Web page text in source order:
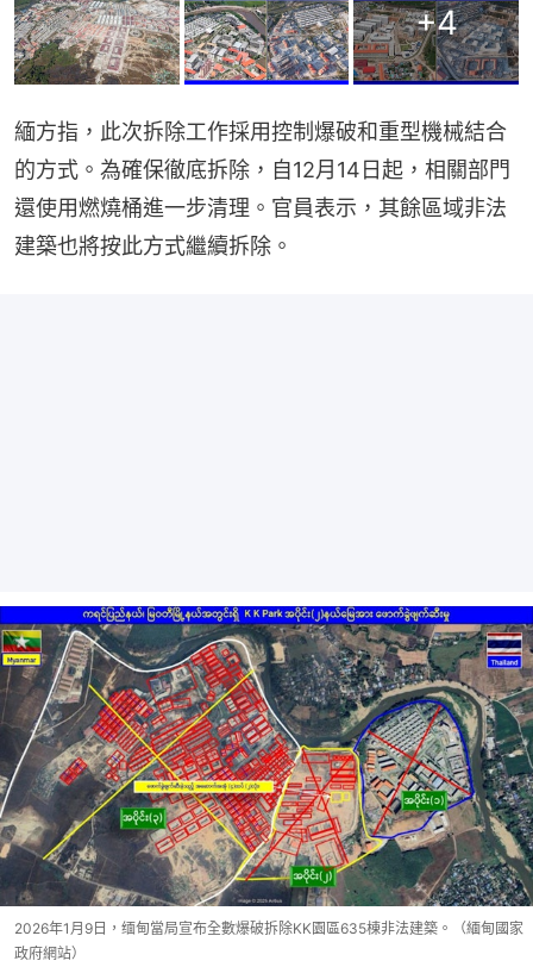
+4
緬方指，此次拆除工作採用控制爆破和重型機械結合
的方式。為確保徹底拆除，自12月14日起，相關部門
還使用燃燒桶進一步清理。官員表示，其餘區域非法
建築也將按此方式繼續拆除。
2026年1月9日，缅甸當局宣布全數爆破拆除KK園區635棟非法建築。（緬甸國家
政府網站）